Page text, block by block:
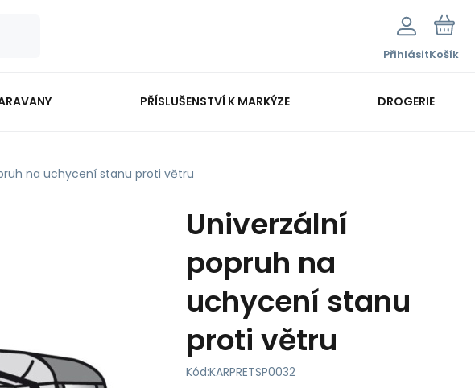
PřihlásitKošík
PŘÍSLUŠENSTVÍ K MARKÝZE DROGERIE
na uchycení stanu proti větru
Univerzální
popruh na
uchycení stanu
proti větru
Kód:KARPRETSP0032